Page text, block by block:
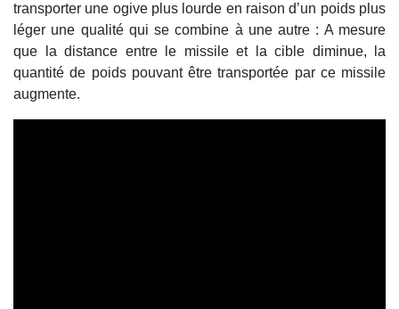
transporter une ogive plus lourde en raison d’un poids plus
léger une qualité qui se combine à une autre : A mesure
que la distance entre le missile et la cible diminue, la
quantité de poids pouvant être transportée par ce missile
augmente.